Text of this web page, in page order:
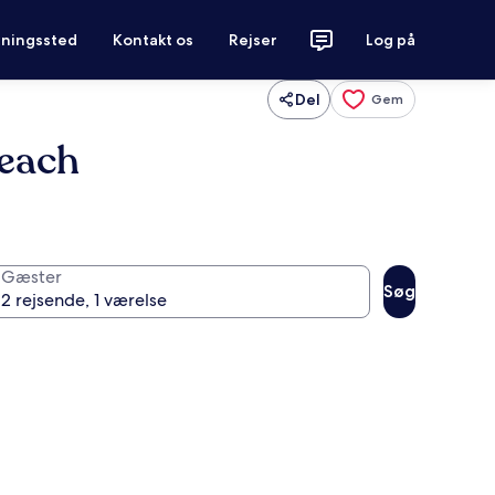
Kontakt os Rejser Log på
Del Gem
Gæster
Søg